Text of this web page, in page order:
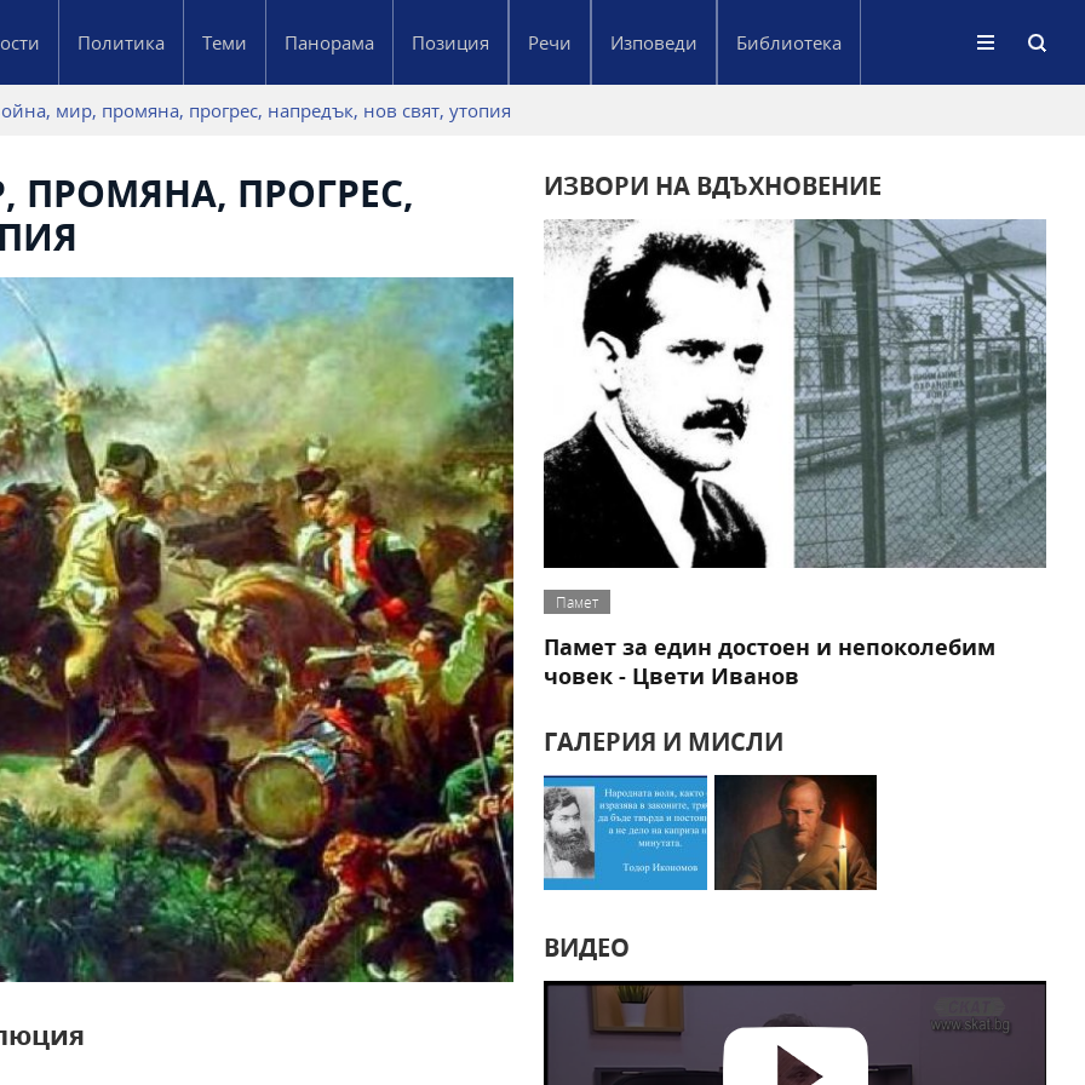
Политика Теми Панорама Позиция Речи Изповеди Библиотека
мир, промяна, прогрес, напредък, нов свят, утопия
ПРОГРЕС,
ИЗВОРИ НА ВДЪХНОВЕНИЕ
Памет
Памет за един достоен и непоколебим
човек - Цвети Иванов
ГАЛЕРИЯ И МИСЛИ
ВИДЕО